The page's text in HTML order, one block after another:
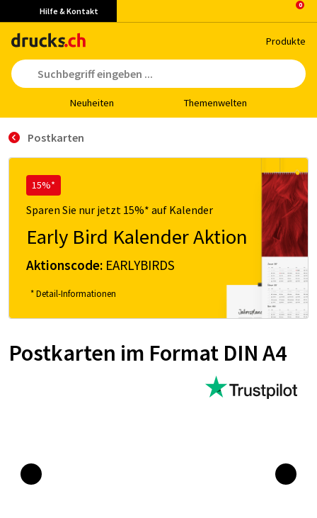
Hilfe & Kontakt
Pro­duk­te
Neu­hei­ten The­men­wel­ten
Postkarten
15%*
Sparen Sie nur jetzt 15%* auf Kalender
Early Bird Kalender Aktion
Aktionscode: EARLYBIRDS
* Detail-Informationen
Postkarten im Format DIN A4